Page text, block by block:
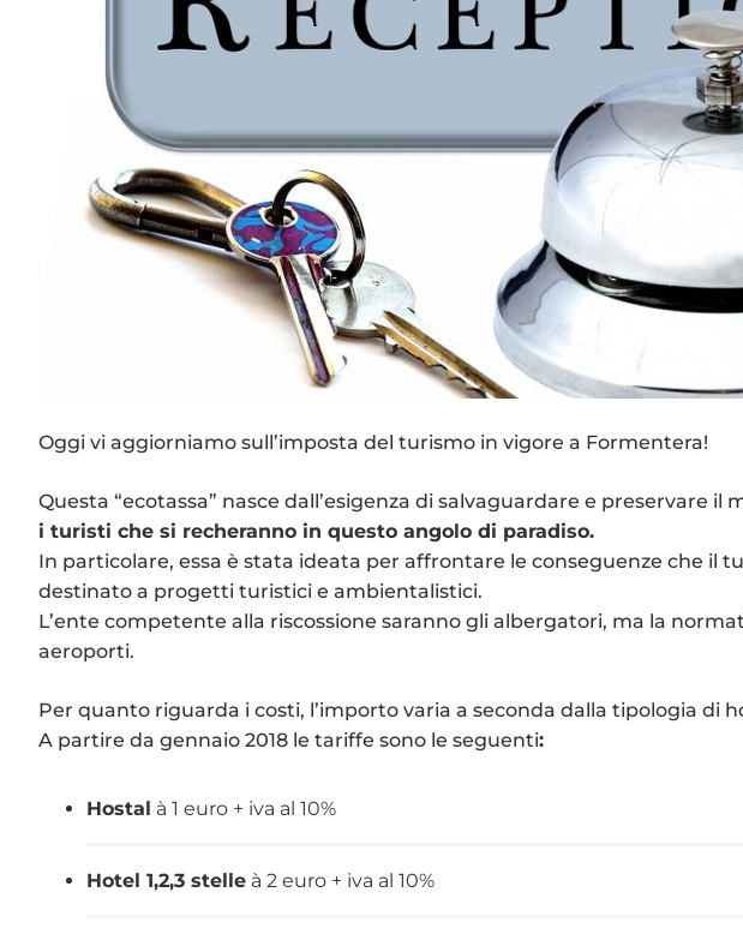
Oggi vi aggiorniamo sull’imposta del turismo in vigore a Formentera!
Questa “ecotassa” nasce dall’esigenza di salvaguardare e preservare
i turisti che si recheranno in questo angolo di paradiso.
In particolare, essa è stata ideata per affrontare le conseguenze che il
destinato a progetti turistici e ambientalistici.
L’ente competente alla riscossione saranno gli albergatori, ma la
aeroporti.
Per quanto riguarda i costi, l’importo varia a seconda dalla tipologia di
A partire da gennaio 2018 le tariffe sono le seguenti:
Hostal à 1 euro + iva al 10%
Hotel 1,2,3 stelle à 2 euro + iva al 10%